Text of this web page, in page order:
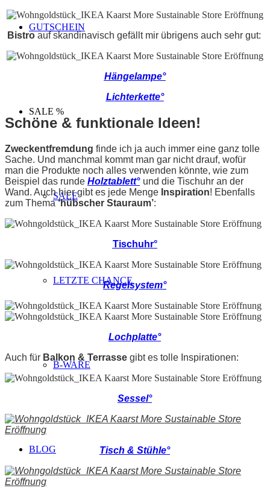
GUTSCHEIN
SALE %
SALE
LETZTE CHANCE
B-WARE
BLOG
Bistroauf skandinavisch gefällt mir übrigens auch sehr gut:
Hängelampe°
Lichterkette°
Schöne & funktionale Ideen!
Zweckentfremdung finde ich ja auch immer eine ganz tolle
Sache. Und manchmal kommt man gar nicht drauf, wofür
man die Produkte noch alles verwenden könnte, wie zum
Beispiel das runde Holztablett° und die Tischuhr an der
Wand. Auch hier gibt es jede Menge Inspiration! Ebenfalls
zum Thema‘hübscher Stauraum’:
Tischuhr°
Regelsystem°
Lochplatte°
Auch für Balkon & Terrasse gibt es tolle Inspirationen:
Sessel°
Tisch & Stühle°